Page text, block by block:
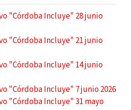
"Córdoba Incluye" 28 junio
"Córdoba Incluye" 21 junio
"Córdoba Incluye" 14 junio
"Córdoba Incluye" 7 junio 2026
"Córdoba Incluye" 31 mayo